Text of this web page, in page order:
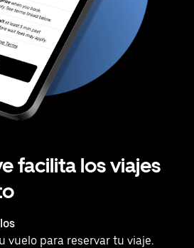
facilita los viajes
vuelo para reservar tu viaje.